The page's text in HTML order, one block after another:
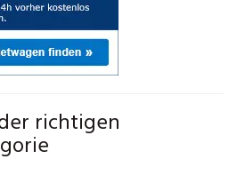
richtigen